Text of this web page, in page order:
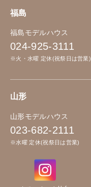
福島
福島モデルハウス
024-925-3111
※火・水曜 定休(祝祭日は営業)
山形
山形モデルハウス
023-682-2111
※水曜 定休(祝祭日は営業)